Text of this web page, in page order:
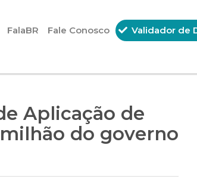
FalaBR Fale Conosco Validador de
Aplicação de
do governo